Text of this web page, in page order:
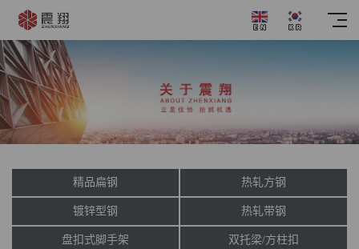
精品扁钢 热轧方钢
镀锌型钢 热轧带钢
盘扣式脚手架 双托梁/方柱扣